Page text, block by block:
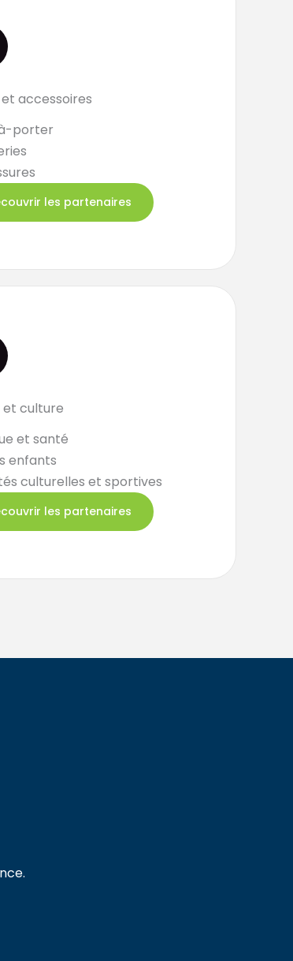
accessoires
porter
les partenaires
et culture
et santé
enfants
culturelles et sportives
les partenaires